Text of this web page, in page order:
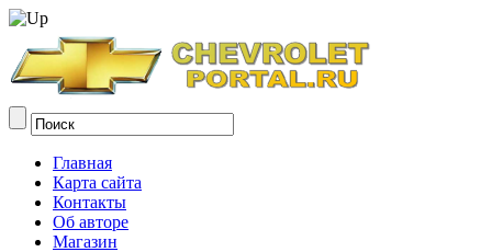
Главная
Карта сайта
Контакты
Об авторе
Магазин